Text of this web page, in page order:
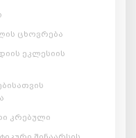
ცხოვრება
ეკლესიის
კრებული